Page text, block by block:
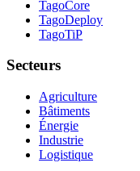
TagoCore
TagoDeploy
TagoTiP
Secteurs
Agriculture
Bâtiments
Énergie
Industrie
Logistique